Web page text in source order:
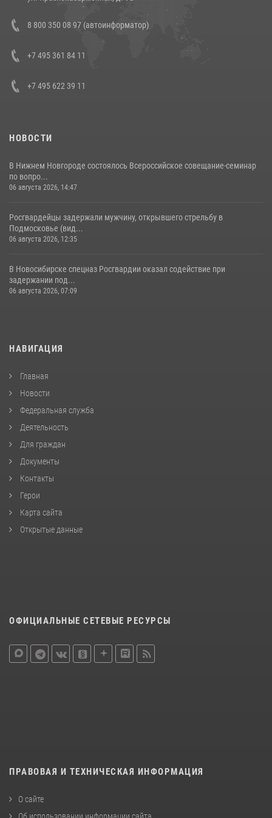
В Росгвардии прошла военно-научная конференция по обобщению
боевого опыта
8 800 350 08 97 (автоинформатор)
+7 495 361 84 11
+7 495 622 39 11
НОВОСТИ
В Нижнем Новгороде состоялось Всероссийское совещание-семинар
по вопро...
06 августа 2026, 14:47
Росгвардейцы задержали мужчину, открывшего стрельбу в
Подмосковье (вид...
06 августа 2026, 12:35
В Новосибирске спецназ Росгвардии оказал содействие при
задержании под...
06 августа 2026, 07:09
НАВИГАЦИЯ
Главная
Новости
Федеральная служба
Деятельность
Для граждан
Документы
Контакты
Герои
Карта сайта
Открытые данные
ОФИЦИАЛЬНЫЕ СЕТЕВЫЕ РЕСУРСЫ
ПРАВОВАЯ И ТЕХНИЧЕСКАЯ ИНФОРМАЦИЯ
О сайте
Об использовании информации сайта